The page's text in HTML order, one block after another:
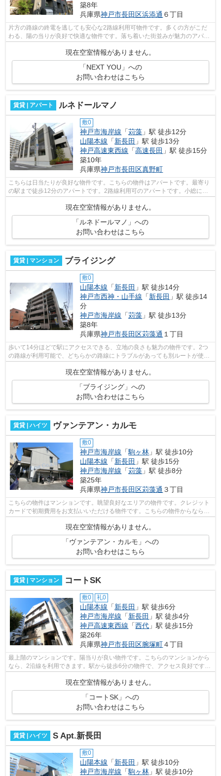
築8年
兵庫県神戸市長田区浜添通 ６丁目
片方の路線の終電を逃しても安心な2路線利用可物件です。多くの方がこだ
わる、陽の当りが良好で快適な物件です。落ち着いた街並みが魅力のアパー
トはこちらです。最上階の物件です。私...
現在空室情報がありません。
「NEXT YOU」への
お問い合わせはこちら
賃貸 | アパート ルネドールマノ
敷0
神戸市海岸線 「苅藻 」駅 徒歩12分
山陽本線 「新長田 」駅 徒歩13分
神戸高速東西線 「高速長田 」駅 徒歩15分
築10年
兵庫県神戸市長田区真野町
こちらは日当たりが良好な物件です。こちらの物件はアパートです。最寄り
の駅まで徒歩12分のアパートです。2路線利用可のアパートです。小総には
現在空室情報がありません。
「ルネドールマノ」への
お問い合わせはこちら
賃貸 | マンション ブライジング
敷0
山陽本線 「新長田 」駅 徒歩14分
神戸市西神・山手線 「新長田 」駅 徒歩14
分
神戸市海岸線 「苅藻 」駅 徒歩13分
築8年
兵庫県神戸市長田区苅藻通 １丁目
歩いて14分ほどで駅にアクセスできる、立地の良さも魅力の物件です。2つ
の路線が利用可能で、どちらかの路線にトラブルがあっても別ルートが使え
現在空室情報がありません。
「ブライジング」への
お問い合わせはこちら
賃貸 | ハイツ ヴァンテアン・カルモ
敷0
神戸市海岸線 「駒ヶ林 」駅 徒歩10分
山陽本線 「新長田 」駅 徒歩15分
神戸市海岸線 「苅藻 」駅 徒歩8分
築25年
兵庫県神戸市長田区苅藻通 ３丁目
こちらの物件はマンションです。眺望良好なエリアの物件です。クレジット
カードで初期費用をお支払いいただける物件です。こちらの物件からなら、
2沿線を利用できます。不動産について...
現在空室情報がありません。
「ヴァンテアン・カルモ」への
お問い合わせはこちら
賃貸 | マンション コートSK
敷0 礼0
山陽本線 「新長田 」駅 徒歩6分
神戸市海岸線 「新長田 」駅 徒歩4分
神戸高速東西線 「西代 」駅 徒歩15分
築26年
兵庫県神戸市長田区腕塚町４丁目
最上階のマンションです。陽当りが良い物件です。こちらのマンションから
なら、2沿線を利用できます。駅から徒歩6分の物件で、アクセス良好です。
現在空室情報がありません。
「コートSK」への
お問い合わせはこちら
賃貸 | ハイツ S Apt.新長田
敷0
山陽本線 「新長田 」駅 徒歩10分
神戸市海岸線 「駒ヶ林 」駅 徒歩10分